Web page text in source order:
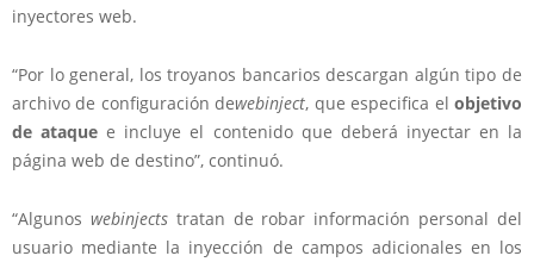
inyectores web.
“Por lo general, los troyanos bancarios descargan algún tipo de
archivo de configuración dewebinject, que especifica elobjetivo
de ataque e incluye el contenido que deberá inyectar en la
página web de destino”, continuó.
“Algunos webinjectstratan de robar información personal del
usuario mediante la inyección de campos adicionales en los